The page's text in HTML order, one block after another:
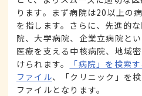
ります。まず病院は20以上の
を指します。さらに、先進的
院、大学病院、企業立病院と
医療を支える中核病院、地域
けられます。
「病院」を検索
ファイル、「クリニック」を
ファイルとなります。